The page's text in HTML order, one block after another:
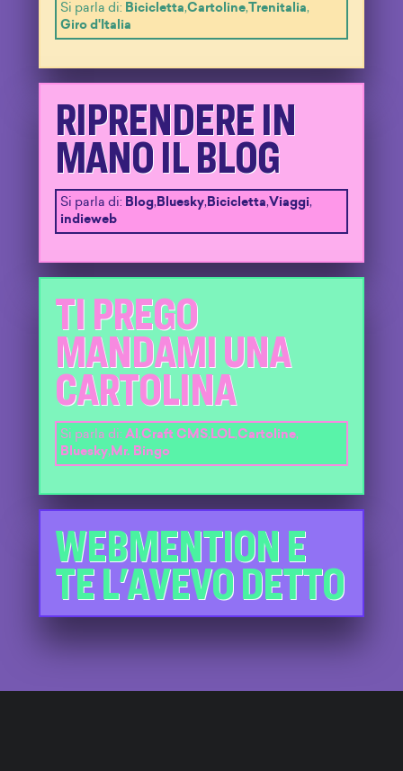
Si parla di: Bicicletta,Cartoline,Trenitalia,
Giro d'Italia
RIPRENDERE IN
MANO IL BLOG
Si parla di: Blog,Bluesky,Bicicletta,Viaggi,
indieweb
TI PREGO
MANDAMI UNA
CARTOLINA
Si parla di: AI ,Craft CMS, LOL,Cartoline,
Bluesky, Mr. Bingo
WEBMENTION E
TE L'AVEVO DETTO